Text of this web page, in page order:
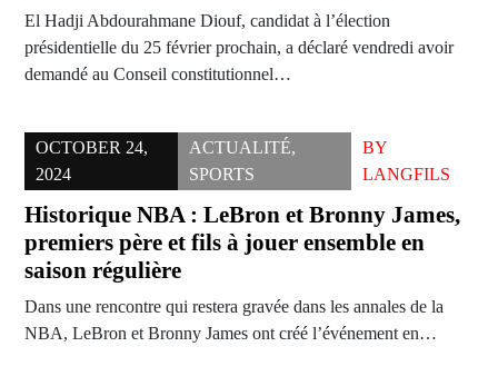
El Hadji Abdourahmane Diouf, candidat à l’élection
présidentielle du 25 février prochain, a déclaré vendredi avoir
demandé au Conseil constitutionnel…
OCTOBER 24,
2024
ACTUALITÉ,
SPORTS
BY
LANGFILS
Historique NBA : LeBron et Bronny James,
premiers père et fils à jouer ensemble en
saison régulière
Dans une rencontre qui restera gravée dans les annales de la
NBA, LeBron et Bronny James ont créé l’événement en…